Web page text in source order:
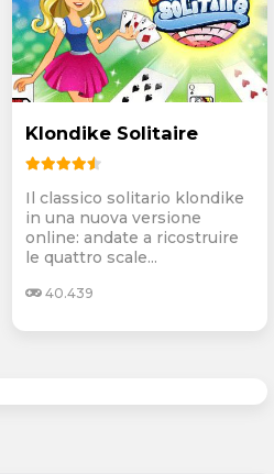
Klondike Solitaire
Il classico solitario klondike
in una nuova versione
online: andate a ricostruire
le quattro scale...
40.439